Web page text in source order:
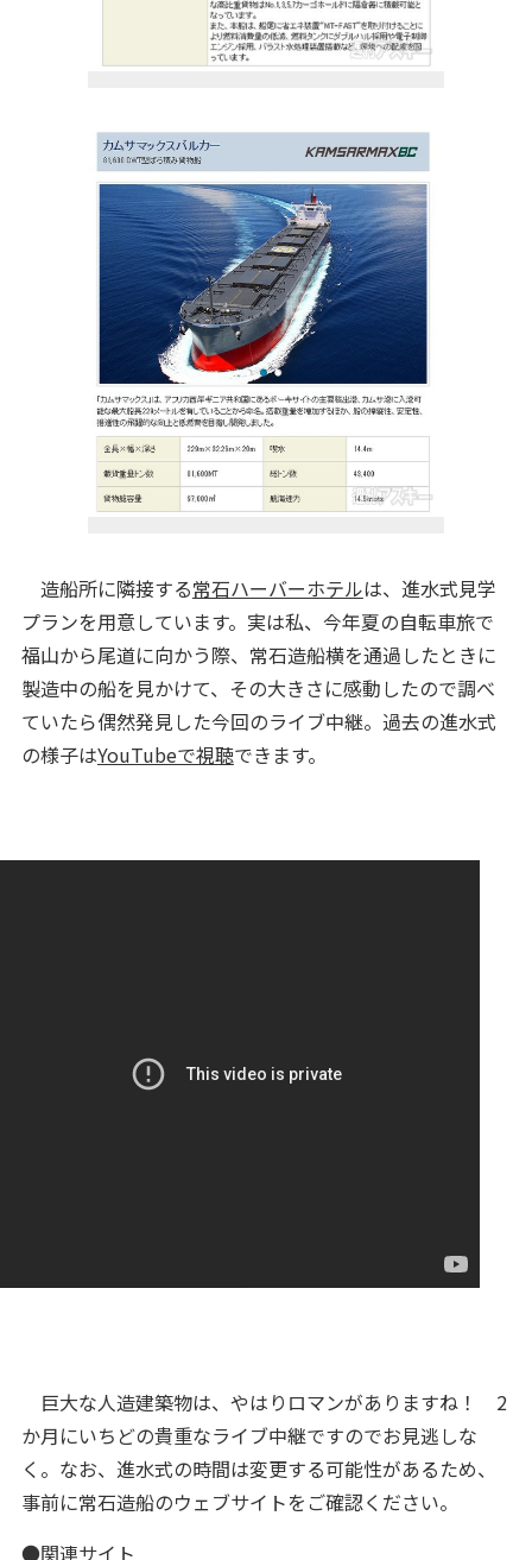
造船所に隣接する常石ハーバーホテルは、進水式見学
プランを用意しています。実は私、今年夏の自転車旅で
福山から尾道に向かう際、常石造船横を通過したときに
製造中の船を見かけて、その大きさに感動したので調べ
ていたら偶然発見した今回のライブ中継。過去の進水式
の様子はYouTubeで視聴できます。
巨大な人造建築物は、やはりロマンがありますね！ 2
か月にいちどの貴重なライブ中継ですのでお見逃しな
く。なお、進水式の時間は変更する可能性があるため、
事前に常石造船のウェブサイトをご確認ください。
●関連サイト